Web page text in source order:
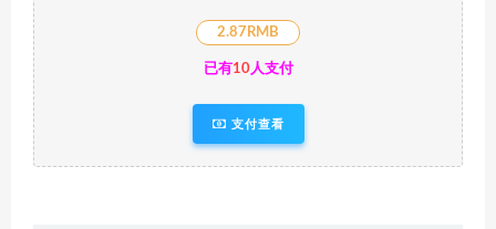
2.87RMB
已有10人支付
支付查看